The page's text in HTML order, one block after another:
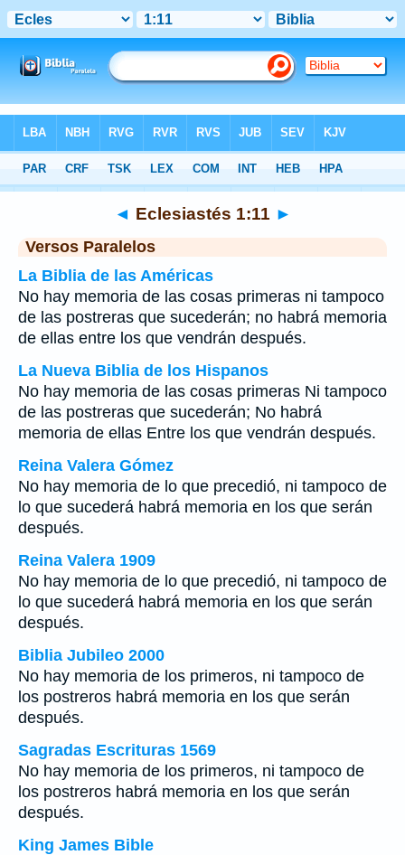
>Eclesiastés >Capítulo 1 > Verso 11
◄ Eclesiastés 1:11 ►
Versos Paralelos
La Biblia de las Américas
No hay memoria de las cosas primeras ni tampoco
de las postreras que sucederán; no habrá memoria
de ellas entre los que vendrán después.
La Nueva Biblia de los Hispanos
No hay memoria de las cosas primeras Ni tampoco
de las postreras que sucederán; No habrá
memoria de ellas Entre los que vendrán después.
Reina Valera Gómez
No hay memoria de lo que precedió, ni tampoco de
lo que sucederá habrá memoria en los que serán
después.
Reina Valera 1909
No hay memoria de lo que precedió, ni tampoco de
lo que sucederá habrá memoria en los que serán
después.
Biblia Jubileo 2000
No hay memoria de los primeros, ni tampoco de
los postreros habrá memoria en los que serán
después.
Sagradas Escrituras 1569
No hay memoria de los primeros, ni tampoco de
los postreros habrá memoria en los que serán
después.
King James Bible